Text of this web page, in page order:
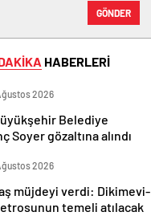
GÖNDER
HABERLERİ
2026
Belediye
Soyer gözaltına alındı
2026
müjdeyi verdi: Dikimevi-
temeli atılacak